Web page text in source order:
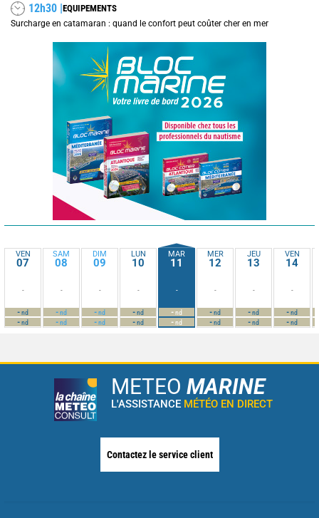
12h30 |EQUIPEMENTS
Surcharge en catamaran : quand le confort peut coûter cher en mer
VEN
07
-
-nd
-nd
SAM
08
-
-nd
-nd
DIM
09
-
-nd
-nd
LUN
10
-
-nd
-nd
MAR
11
-
-nd
-nd
MER
12
-
-nd
-nd
JEU
13
-
-nd
-nd
VEN
14
-
-nd
-nd
METEO MARINE
L'ASSISTANCE MÉTÉO EN DIRECT
Contactez le service client